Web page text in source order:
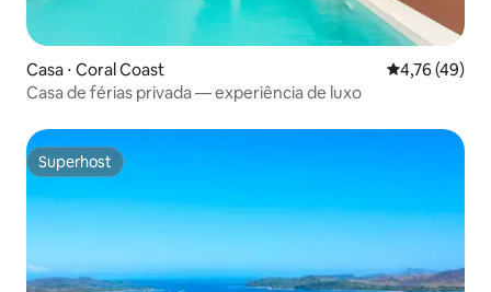
Casa ⋅ Coral Coast 4,76 de uma
4,76 (49)
Casa de férias privada — experiência de luxo
Superhost
Superhost